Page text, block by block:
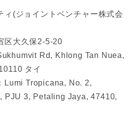
ィ(ジョイントベンチャー株式会
区大久保2-5-20
Rd, Khlong Tan Nuea,
タイ
Lumi Tropicana, No. 2,
PJU 3, Petaling Jaya, 47410,